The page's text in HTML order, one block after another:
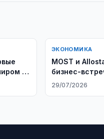
и
ЭКОНОМИКА
MOST и
бизнес-
29/07/2026